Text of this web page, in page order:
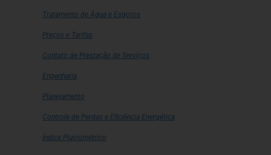
Tratamento de Água e Esgotos
Preços e Tarifas
Contato de Prestação de Serviços
Engenharia
Planejamento
Controle de Perdas e Eficiência Energética
Índice Pluviométrico